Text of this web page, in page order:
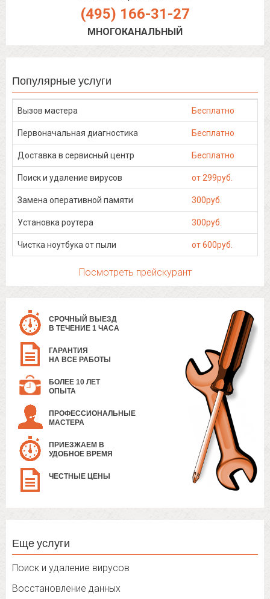
(495) 166-31-27
МНОГОКАНАЛЬНЫЙ
Популярные услуги
Вызов мастера Бесплатно
Первоначальная диагностика Бесплатно
Доставка в сервисный центр Бесплатно
Поиск и удаление вирусов от 299руб.
Замена оперативной памяти 300руб.
Установка роутера 300руб.
Чистка ноутбука от пыли от 600руб.
Посмотреть прейскурант
СРОЧНЫЙ ВЫЕЗД
В ТЕЧЕНИЕ 1 ЧАСА
ГАРАНТИЯ
НА ВСЕ РАБОТЫ
БОЛЕЕ 10 ЛЕТ
ОПЫТА
ПРОФЕССИОНАЛЬНЫЕ
МАСТЕРА
ПРИЕЗЖАЕМ В
УДОБНОЕ ВРЕМЯ
ЧЕСТНЫЕ ЦЕНЫ
Еще услуги
Поиск и удаление вирусов
Восстановление данных